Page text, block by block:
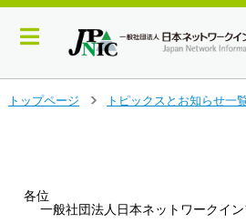
トップページ
トピックスとお知らせ一
各位
一般社団法人日本ネットワークイ